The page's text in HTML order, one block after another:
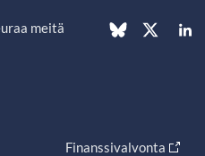
meitä
Finanssivalvonta